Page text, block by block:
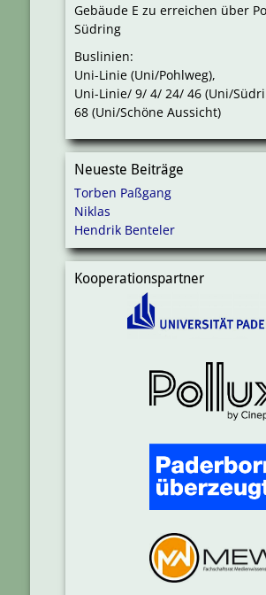
Gebäude E zu erreichen über
Südring
Buslinien:
Uni-Linie (Uni/Pohlweg),
Uni-Linie/ 9/ 4/ 24/ 46 (Uni/
68 (Uni/Schöne Aussicht)
Neueste Beiträge
Torben Paßgang
Niklas
Hendrik Benteler
Kooperationspartner